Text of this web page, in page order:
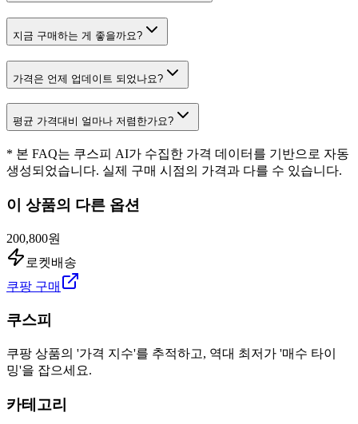
지금 구매하는 게 좋을까요?
가격은 언제 업데이트 되었나요?
평균 가격대비 얼마나 저렴한가요?
* 본 FAQ는 쿠스피 AI가 수집한 가격 데이터를 기반으로 자동
생성되었습니다. 실제 구매 시점의 가격과 다를 수 있습니다.
이 상품의 다른 옵션
200,800원
로켓배송
쿠팡 구매
쿠스피
쿠팡 상품의 '가격 지수'를 추적하고, 역대 최저가 '매수 타이
밍'을 잡으세요.
카테고리